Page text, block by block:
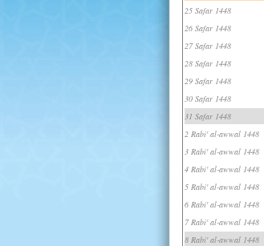
25 Safar 1448
26 Safar 1448
27 Safar 1448
28 Safar 1448
29 Safar 1448
30 Safar 1448
31 Safar 1448
2 Rabi' al-awwal 1448
3 Rabi' al-awwal 1448
4 Rabi' al-awwal 1448
5 Rabi' al-awwal 1448
6 Rabi' al-awwal 1448
7 Rabi' al-awwal 1448
8 Rabi' al-awwal 1448